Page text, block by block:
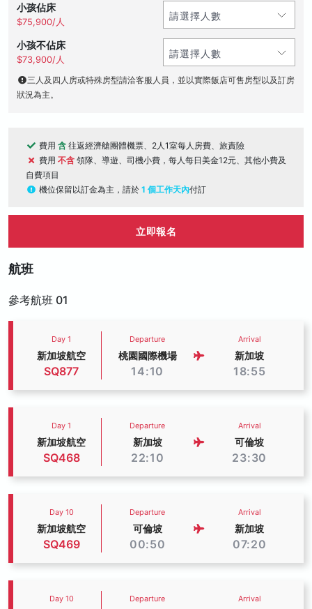
小孩佔床
$75,900/人
小孩不佔床
$73,900/人
三人及四人房或特殊房型請洽客服人員，並以實際飯店可售房型以及訂房
狀況為主。
費用 含 往返經濟艙團體機票、2人1室每人房費、旅責險
費用 不含 領隊、導遊、司機小費，每人每日美金12元、其他小費及
自費項目
機位保留以訂金為主，請於 1 個工作天內付訂
立即報名
航班
參考航班 01
Day 1
新加坡航空
SQ877
Departure
桃園國際機場
14:10
Arrival
新加坡
18:55
Day 1
新加坡航空
SQ468
Departure
新加坡
22:10
Arrival
可倫坡
23:30
Day 10
新加坡航空
SQ469
Departure
可倫坡
00:50
Arrival
新加坡
07:20
Day 10 Departure Arrival